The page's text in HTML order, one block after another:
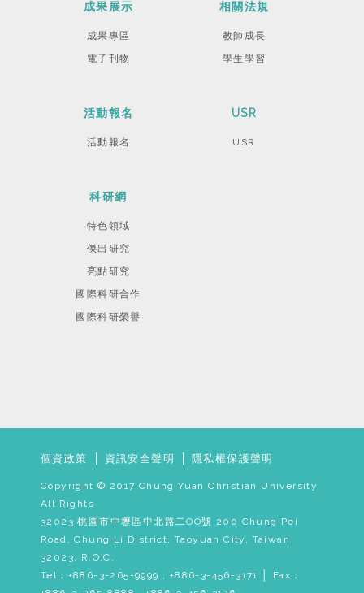
成果展示
成果專區
電子刊物
相關法規
教師成長
學生學習
活動報名
活動報名
USR
USR
科研網
特色領域
傑出研究
亮點研究
國際科研合作
國際科研榮譽
個資政策 資訊安全聲明 隱私權保護聲明
Copyright © 2017 Chung Yuan Christian University
All Rights
32023 桃園市中壢區中北路二OO號 200 Chung Pei
Road, Chung Li District, Taoyuan City, Taiwan
32023, R.O.C.
Tel：+886-3-265-9999 , +886-3-456-3171 │ Fax：